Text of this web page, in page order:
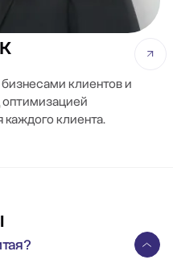
клиентов и
оптимизацией
клиента.